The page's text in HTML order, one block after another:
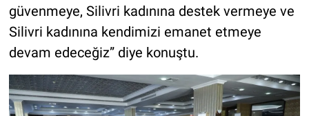
güvenmeye, Silivri kadınına destek vermeye ve
Silivri kadınına kendimizi emanet etmeye
devam edeceğiz” diye konuştu.